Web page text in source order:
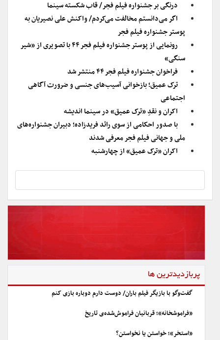
درنگی بر جشنواره فیلم فجر/ قاب شکسته سینما
اگر می‌دانستم مخالفت می‌کردم/ واکنش علی نصیریان به
پوستر جشنواره فیلم فجر
رونمایی از پوستر جشنواره فیلم فجر ۴۴ با تصویری از «شیر
سنگی»
فراخوان جشنواره فیلم فجر ۴۴ منتشر شد
ترک عمیق؛ بازخوانی آسیب‌های جنسی و ضرورت آگاهی
اجتماعی
اکران و نقدِ «ترک عمیق» در سینما اندیشه
با صدور احکامی از سوی رائد فریدزاده؛ دبیران جشنواره‌های
ملی و جهانی فیلم فجر معرفی شدند
اکران «ترک عمیق» از چهارشنبه
پربازدیدترین ها
گفت‌وگو با بازیگر فیلم باران/ دوست دارم دوباره بازی کنم
«فراموشخانه»؛ قربانیان فراموش‌شده‌ی تاریخ
«استخر»؛ خواستن یا نخواستن؟